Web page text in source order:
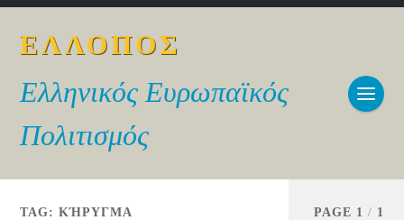
ΕΛΛΟΠΟΣ
Ελληνικός Ευρωπαϊκός
Πολιτισμός
TAG:ΚΉΡΥΓΜΑ PAGE 1 / 1